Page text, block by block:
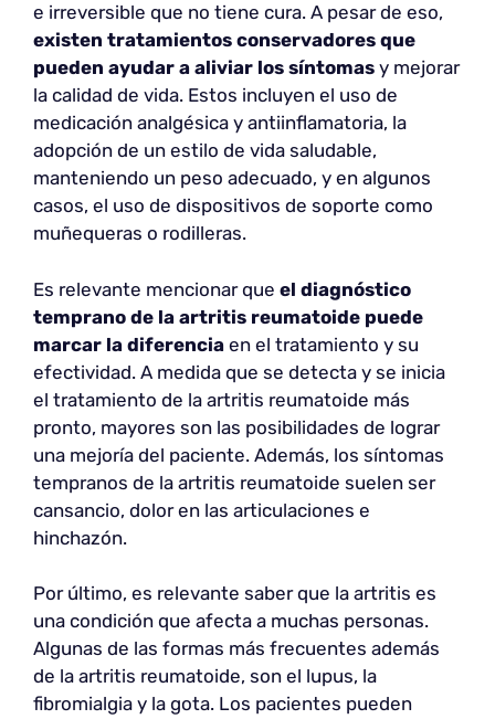
e irreversible que no tiene cura. A pesar de eso,
existen tratamientos conservadores que
pueden ayudar a aliviar los síntomas y mejorar
la calidad de vida. Estos incluyen el uso de
medicación analgésica y antiinflamatoria, la
adopción de un estilo de vida saludable,
manteniendo un peso adecuado, y en algunos
casos, el uso de dispositivos de soporte como
muñequeras o rodilleras.
Es relevante mencionar que el diagnóstico
temprano de la artritis reumatoide puede
marcar la diferencia en el tratamiento y su
efectividad. A medida que se detecta y se inicia
el tratamiento de la artritis reumatoide más
pronto, mayores son las posibilidades de lograr
una mejoría del paciente. Además, los síntomas
tempranos de la artritis reumatoide suelen ser
cansancio, dolor en las articulaciones e
hinchazón.
Por último, es relevante saber que la artritis es
una condición que afecta a muchas personas.
Algunas de las formas más frecuentes además
de la artritis reumatoide, son el lupus, la
fibromialgia y la gota. Los pacientes pueden